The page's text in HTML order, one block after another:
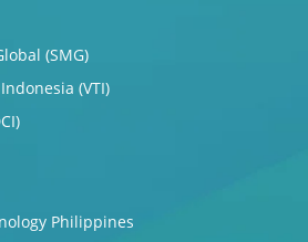
(SMG)
(VTI)
Philippines